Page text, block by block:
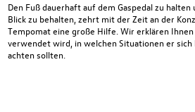
Den Fuß dauerhaft auf dem Gaspedal zu
Blick zu behalten, zehrt mit der Zeit an der
Tempomat eine große Hilfe. Wir erklären
verwendet wird, in welchen Situationen er
achten sollten.